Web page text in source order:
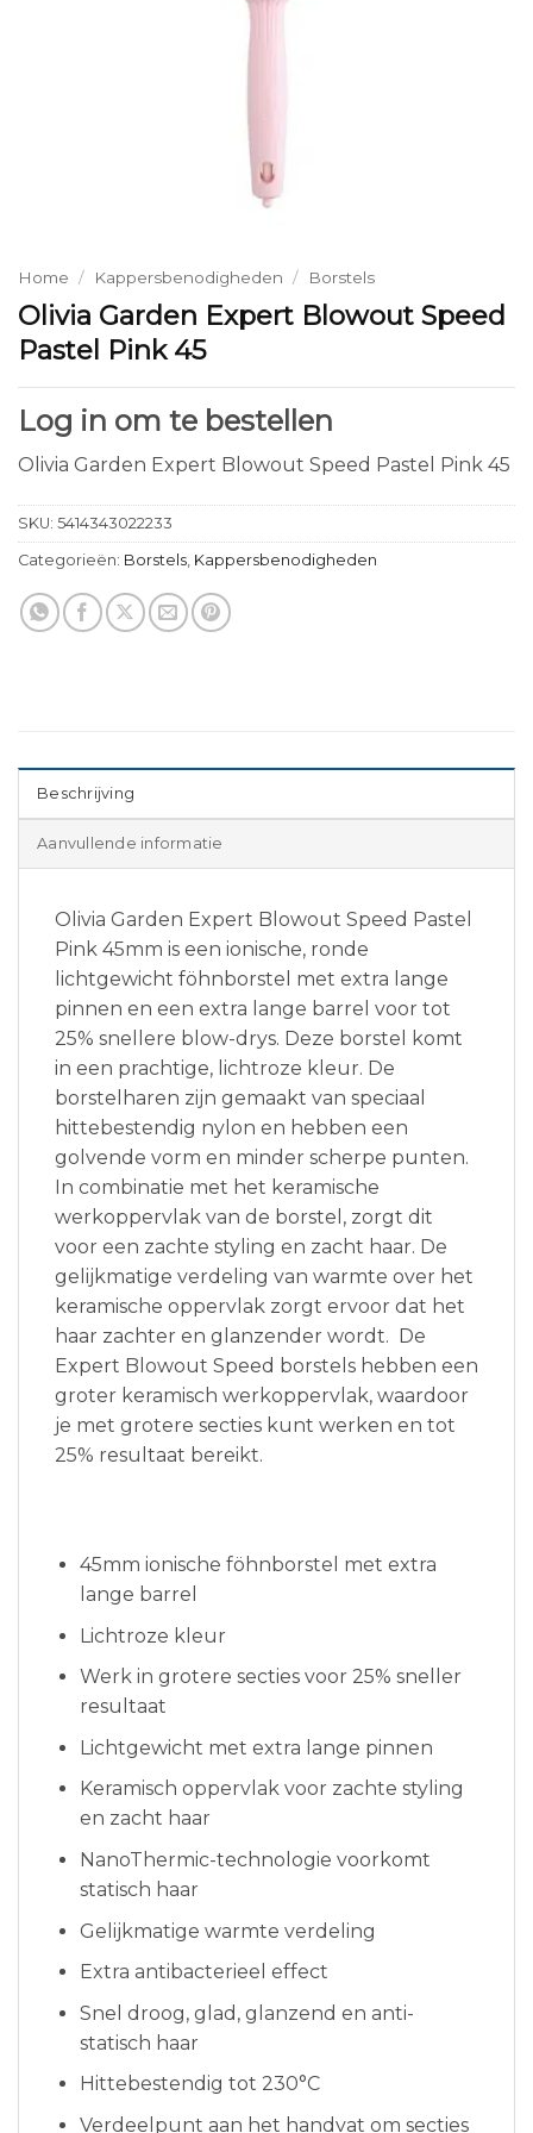
Home / Kappersbenodigheden / Borstels
Olivia Garden Expert Blowout Speed
Pastel Pink 45
Log in om te bestellen
Olivia Garden Expert Blowout Speed Pastel Pink 45
SKU: 5414343022233
Categorieën: Borstels Kappersbenodigheden
Beschrijving
Aanvullende informatie
Olivia Garden Expert Blowout Speed Pastel
Pink 45mm is een ionische, ronde
lichtgewicht föhnborstel met extra lange
pinnen en een extra lange barrel voor tot
25% snellere blow-drys. Deze borstel komt
in een prachtige, lichtroze kleur. De
borstelharen zijn gemaakt van speciaal
hittebestendig nylon en hebben een
golvende vorm en minder scherpe punten.
In combinatie met het keramische
werkoppervlak van de borstel, zorgt dit
voor een zachte styling en zacht haar. De
gelijkmatige verdeling van warmte over het
keramische oppervlak zorgt ervoor dat het
haar zachter en glanzender wordt. De
Expert Blowout Speed borstels hebben een
groter keramisch werkoppervlak, waardoor
je met grotere secties kunt werken en tot
25% resultaat bereikt.
45mm ionische föhnborstel met extra
lange barrel
Lichtroze kleur
Werk in grotere secties voor 25% sneller
resultaat
Lichtgewicht met extra lange pinnen
Keramisch oppervlak voor zachte styling
en zacht haar
NanoThermic-technologie voorkomt
statisch haar
Gelijkmatige warmte verdeling
Extra antibacterieel effect
Snel droog, glad, glanzend en anti-
statisch haar
Hittebestendig tot 230°C
Verdeelpunt aan het handvat om secties